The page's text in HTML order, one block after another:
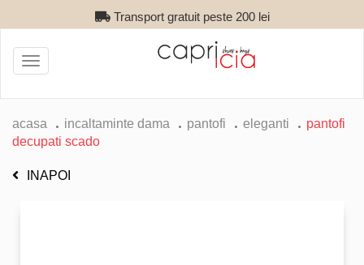
Transport gratuit peste 200 lei
Toggle
navigation
acasa incaltaminte dama pantofi eleganti
pantofi
decupati scado
INAPOI